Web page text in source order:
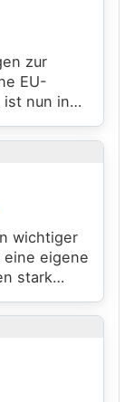
zur
EU-
ist nun in
wichtiger
eigene
stark